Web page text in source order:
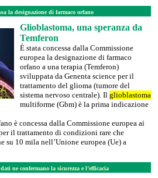
la designazione di farmaco orfano
Glioblastoma, una speranza da
Temferon
È stata concessa dalla Commissione
europea la designazione di farmaco
orfano a una terapia (Temferon)
sviluppata da Genenta science per il
trattamento del glioma (tumore del
sistema nervoso centrale). Il glioblastoma
multiforme (Gbm) è la prima indicazione
è concessa dalla Commissione europea ai
il trattamento di condizioni rare che
su 10 mila nell’Unione europea (Ue) a
ne confermano la sicurezza e l’efficacia